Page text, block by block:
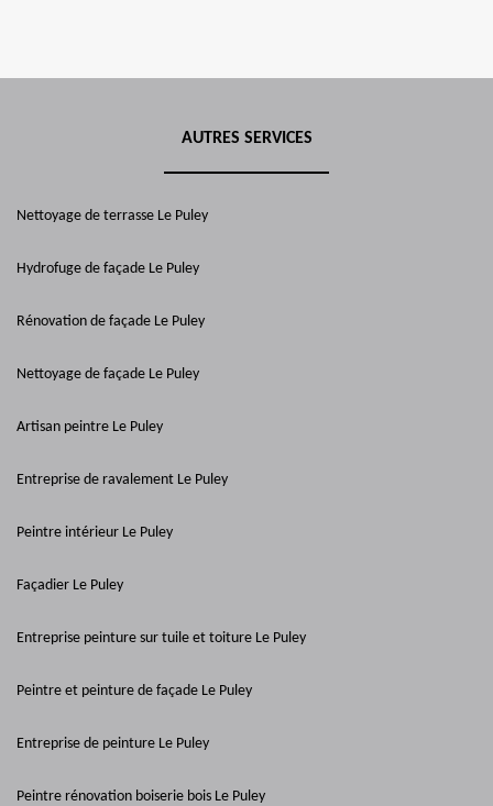
AUTRES SERVICES
Nettoyage de terrasse Le Puley
Hydrofuge de façade Le Puley
Rénovation de façade Le Puley
Nettoyage de façade Le Puley
Artisan peintre Le Puley
Entreprise de ravalement Le Puley
Peintre intérieur Le Puley
Façadier Le Puley
Entreprise peinture sur tuile et toiture Le Puley
Peintre et peinture de façade Le Puley
Entreprise de peinture Le Puley
Peintre rénovation boiserie bois Le Puley